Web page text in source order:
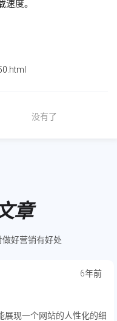
度。
没有了
章
好营销有好处
6年前
展现一个网站的人性化的细